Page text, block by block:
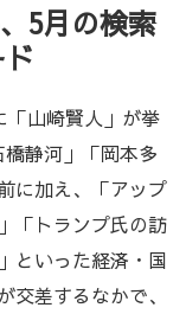
5月の検索
山崎賢人」が挙
静河」「岡本多
に加え、「アップ
「トランプ氏の訪
といった経済・国
差するなかで、